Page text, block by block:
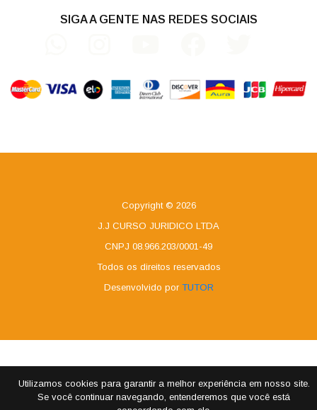
SIGA A GENTE NAS REDES SOCIAIS
Copyright © 2026
J.J CURSO JURIDICO LTDA
CNPJ 08.966.203/0001-49
Todos os direitos reservados
Desenvolvido por TUTOR
Utilizamos cookies para garantir a melhor experiência em nosso site.
Se você continuar navegando, entenderemos que você está